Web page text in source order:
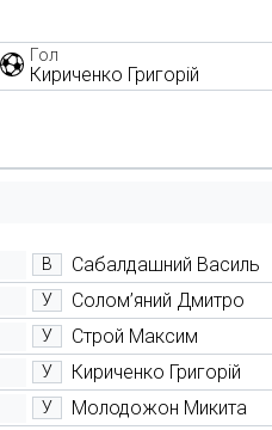
Гол
Кириченко Григорій
В Сабалдашний Василь
У Солом’яний Дмитро
У Строй Максим
У Кириченко Григорій
У Молодожон Микита